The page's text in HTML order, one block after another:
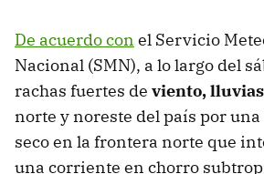
De acuerdo con el Servicio
Nacional (SMN), a lo largo del
rachas fuertes de viento,
norte y noreste del país por
seco en la frontera norte que
una corriente en chorro